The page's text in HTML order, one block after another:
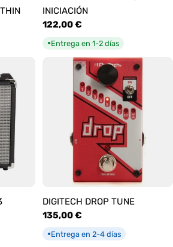
INICIACIÓN
Precio
habitual
122,00 €
●Entrega en 1-2 días
DIGITECH DROP TUNE
Precio
habitual
135,00 €
●Entrega en 2-4 días